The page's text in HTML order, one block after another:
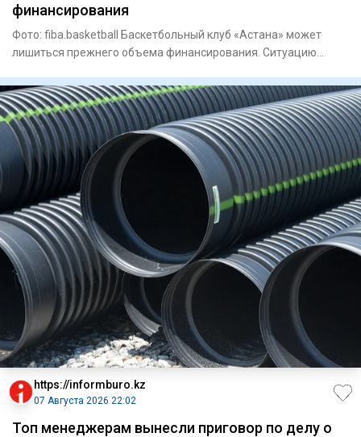
финансирования
Фото: fiba.basketball Баскетбольный клуб «Астана» может
лишиться прежнего объема финансирования. Ситуацию
https://informburo.kz
07 Августа 2026 22:02
Топ менеджерам вынесли приговор по делу о